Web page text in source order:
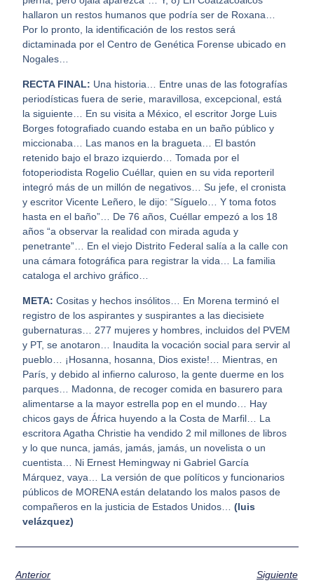
hallaron un restos humanos que podría ser de Roxana…
Por lo pronto, la identificación de los restos será
dictaminada por el Centro de Genética Forense ubicado en
Nogales…
RECTA FINAL: Una historia… Entre unas de las fotografías
periodísticas fuera de serie, maravillosa, excepcional, está
la siguiente… En su visita a México, el escritor Jorge Luis
Borges fotografiado cuando estaba en un baño público y
miccionaba… Las manos en la bragueta… El bastón
retenido bajo el brazo izquierdo… Tomada por el
fotoperiodista Rogelio Cuéllar, quien en su vida reporteril
integró más de un millón de negativos… Su jefe, el cronista
y escritor Vicente Leñero, le dijo: “Síguelo… Y toma fotos
hasta en el baño”… De 76 años, Cuéllar empezó a los 18
años “a observar la realidad con mirada aguda y
penetrante”… En el viejo Distrito Federal salía a la calle con
una cámara fotográfica para registrar la vida… La familia
cataloga el archivo gráfico…
META: Cositas y hechos insólitos… En Morena terminó el
registro de los aspirantes y suspirantes a las diecisiete
gubernaturas… 277 mujeres y hombres, incluidos del PVEM
y PT, se anotaron… Inaudita la vocación social para servir al
pueblo… ¡Hosanna, hosanna, Dios existe!… Mientras, en
París, y debido al infierno caluroso, la gente duerme en los
parques… Madonna, de recoger comida en basurero para
alimentarse a la mayor estrella pop en el mundo… Hay
chicos gays de África huyendo a la Costa de Marfil… La
escritora Agatha Christie ha vendido 2 mil millones de libros
y lo que nunca, jamás, jamás, jamás, un novelista o un
cuentista… Ni Ernest Hemingway ni Gabriel García
Márquez, vaya… La versión de que políticos y funcionarios
públicos de MORENA están delatando los malos pasos de
compañeros en la justicia de Estados Unidos…(luis
velázquez)
Anterior Siguiente